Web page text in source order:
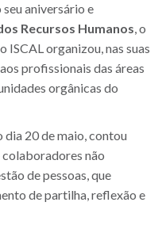
aniversário e
Recursos Humanos, o
ISCAL organizou, nas suas
profissionais das áreas
orgânicas do
dia 20 de maio, contou
não
de pessoas, que
de partilha, reflexão e